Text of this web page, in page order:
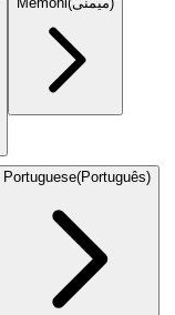
Portuguese(Português)